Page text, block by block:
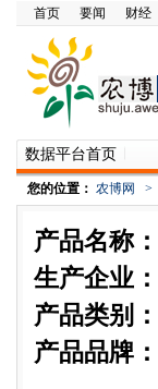
首页 要闻 财经
数据平台首页
您的位置： 农博网 >
产品名称：
生产企业：
产品类别：
产品品牌：